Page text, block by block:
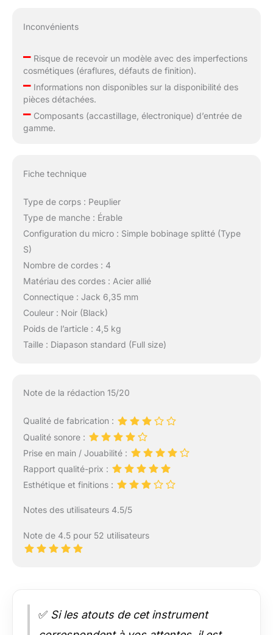
Inconvénients
–Risque de recevoir un modèle avec des imperfections
cosmétiques (éraflures, défauts de finition).
–Informations non disponibles sur la disponibilité des
pièces détachées.
–Composants (accastillage, électronique) d’entrée de
gamme.
Fiche technique
Type de corps : Peuplier
Type de manche : Érable
Configuration du micro : Simple bobinage splitté (Type
S)
Nombre de cordes : 4
Matériau des cordes : Acier allié
Connectique : Jack 6,35 mm
Couleur : Noir (Black)
Poids de l’article : 4,5 kg
Taille : Diapason standard (Full size)
Note de la rédaction 15/20
Qualité de fabrication :
Qualité sonore :
Prise en main / Jouabilité :
Rapport qualité-prix :
Esthétique et finitions :
Notes des utilisateurs 4.5/5
Note de 4.5 pour 52 utilisateurs
✅ Si les atouts de cet instrument